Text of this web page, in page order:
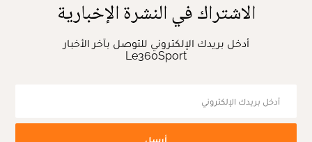
الاشتراك في النشرة الإخبارية
أدخل بريدك الإلكتروني للتوصل بآخر الأخبار
Le360Sport
أرسل